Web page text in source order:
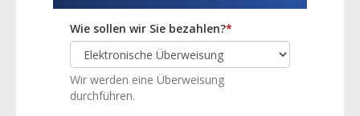
Wie sollen wir Sie bezahlen?*
Wir werden eine Überweisung
durchführen.